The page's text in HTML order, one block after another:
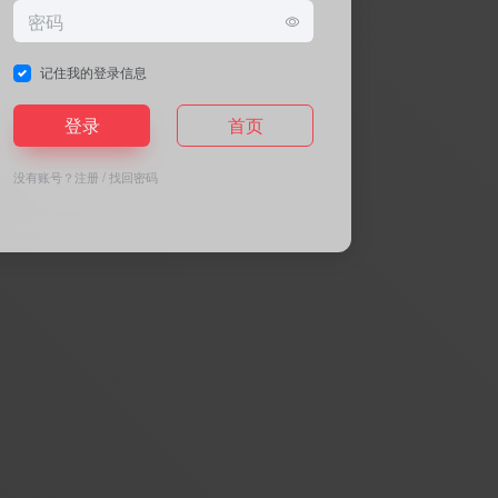
记住我的登录信息
登录 首页
没有账号？ 注册 /找回密码